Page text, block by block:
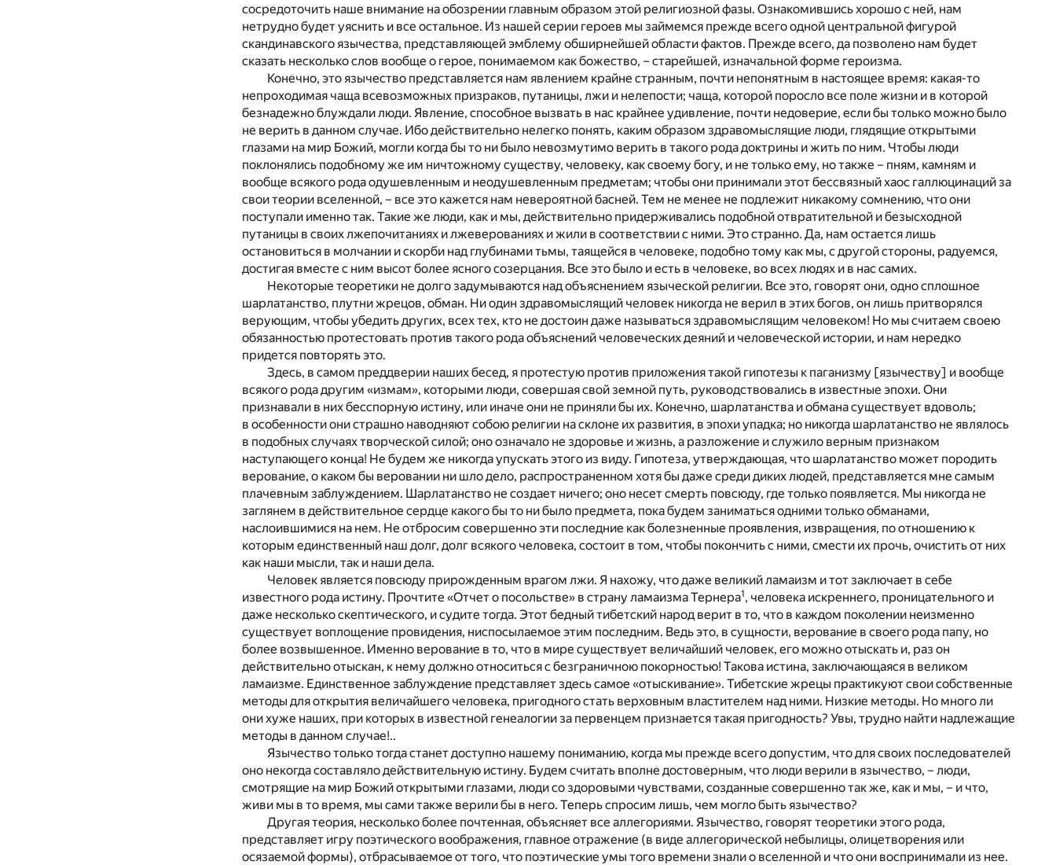
сосредоточить наше внимание на обозрении главным образом этой религиозной фазы. Ознакомившись хорошо с ней, нам
нетрудно будет уяснить и все остальное. Из нашей серии героев мы займемся прежде всего одной центральной фигурой
скандинавского язычества, представляющей эмблему обширнейшей области фактов. Прежде всего, да позволено нам будет
сказать несколько слов вообще о герое, понимаемом как божество, – старейшей, изначальной форме героизма.
Конечно, это язычество представляется нам явлением крайне странным, почти непонятным в настоящее время: какая-то
непроходимая чаща всевозможных призраков, путаницы, лжи и нелепости; чаща, которой поросло все поле жизни и в которой
безнадежно блуждали люди. Явление, способное вызвать в нас крайнее удивление, почти недоверие, если бы только можно было
не верить в данном случае. Ибо действительно нелегко понять, каким образом здравомыслящие люди, глядящие открытыми
глазами на мир Божий, могли когда бы то ни было невозмутимо верить в такого рода доктрины и жить по ним. Чтобы люди
поклонялись подобному же им ничтожному существу, человеку, как своему богу, и не только ему, но также – пням, камням и
вообще всякого рода одушевленным и неодушевленным предметам; чтобы они принимали этот бессвязный хаос галлюцинаций за
свои теории вселенной, – все это кажется нам невероятной басней. Тем не менее не подлежит никакому сомнению, что они
поступали именно так. Такие же люди, как и мы, действительно придерживались подобной отвратительной и безысходной
путаницы в своих лжепочитаниях и лжеверованиях и жили в соответствии с ними. Это странно. Да, нам остается лишь
остановиться в молчании и скорби над глубинами тьмы, таящейся в человеке, подобно тому как мы, с другой стороны, радуемся,
достигая вместе с ним высот более ясного созерцания. Все это было и есть в человеке, во всех людях и в нас самих.
Некоторые теоретики не долго задумываются над объяснением языческой религии. Все это, говорят они, одно сплошное
шарлатанство, плутни жрецов, обман. Ни один здравомыслящий человек никогда не верил в этих богов, он лишь притворялся
верующим, чтобы убедить других, всех тех, кто не достоин даже называться здравомыслящим человеком! Но мы считаем своею
обязанностью протестовать против такого рода объяснений человеческих деяний и человеческой истории, и нам нередко
придется повторять это.
Здесь, в самом преддверии наших бесед, я протестую против приложения такой гипотезы к паганизму [язычеству] и вообще
всякого рода другим «измам», которыми люди, совершая свой земной путь, руководствовались в известные эпохи. Они
признавали в них бесспорную истину, или иначе они не приняли бы их. Конечно, шарлатанства и обмана существует вдоволь;
в особенности они страшно наводняют собою религии на склоне их развития, в эпохи упадка; но никогда шарлатанство не являлось
в подобных случаях творческой силой; оно означало не здоровье и жизнь, а разложение и служило верным признаком
наступающего конца! Не будем же никогда упускать этого из виду. Гипотеза, утверждающая, что шарлатанство может породить
верование, о каком бы веровании ни шло дело, распространенном хотя бы даже среди диких людей, представляется мне самым
плачевным заблуждением. Шарлатанство не создает ничего; оно несет смерть повсюду, где только появляется. Мы никогда не
заглянем в действительное сердце какого бы то ни было предмета, пока будем заниматься одними только обманами,
наслоившимися на нем. Не отбросим совершенно эти последние как болезненные проявления, извращения, по отношению к
которым единственный наш долг, долг всякого человека, состоит в том, чтобы покончить с ними, смести их прочь, очистить от них
как наши мысли, так и наши дела.
Человек является повсюду прирожденным врагом лжи. Я нахожу, что даже великий ламаизм и тот заключает в себе
известного рода истину. Прочтите «Отчет о посольстве» в страну ламаизма Тернера1, человека искреннего, проницательного и
даже несколько скептического, и судите тогда. Этот бедный тибетский народ верит в то, что в каждом поколении неизменно
существует воплощение провидения, ниспосылаемое этим последним. Ведь это, в сущности, верование в своего рода папу, но
более возвышенное. Именно верование в то, что в мире существует величайший человек, его можно отыскать и, раз он
действительно отыскан, к нему должно относиться с безграничною покорностью! Такова истина, заключающаяся в великом
ламаизме. Единственное заблуждение представляет здесь самое «отыскивание». Тибетские жрецы практикуют свои собственные
методы для открытия величайшего человека, пригодного стать верховным властителем над ними. Низкие методы. Но много ли
они хуже наших, при которых в известной генеалогии за первенцем признается такая пригодность? Увы, трудно найти надлежащие
методы в данном случае!..
Язычество только тогда станет доступно нашему пониманию, когда мы прежде всего допустим, что для своих последователей
оно некогда составляло действительную истину. Будем считать вполне достоверным, что люди верили в язычество, – люди,
смотрящие на мир Божий открытыми глазами, люди со здоровыми чувствами, созданные совершенно так же, как и мы, – и что,
живи мы в то время, мы сами также верили бы в него. Теперь спросим лишь, чем могло быть язычество?
Другая теория, несколько более почтенная, объясняет все аллегориями. Язычество, говорят теоретики этого рода,
представляет игру поэтического воображения, главное отражение (в виде аллегорической небылицы, олицетворения или
осязаемой формы), отбрасываемое от того, что поэтические умы того времени знали о вселенной и что они воспринимали из нее.